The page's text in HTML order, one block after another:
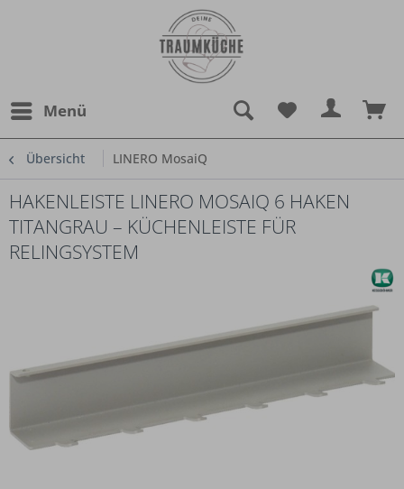
Menü
Übersicht LINERO MosaiQ
HAKENLEISTE LINERO MOSAIQ 6 HAKEN
TITANGRAU – KÜCHENLEISTE FÜR
RELINGSYSTEM